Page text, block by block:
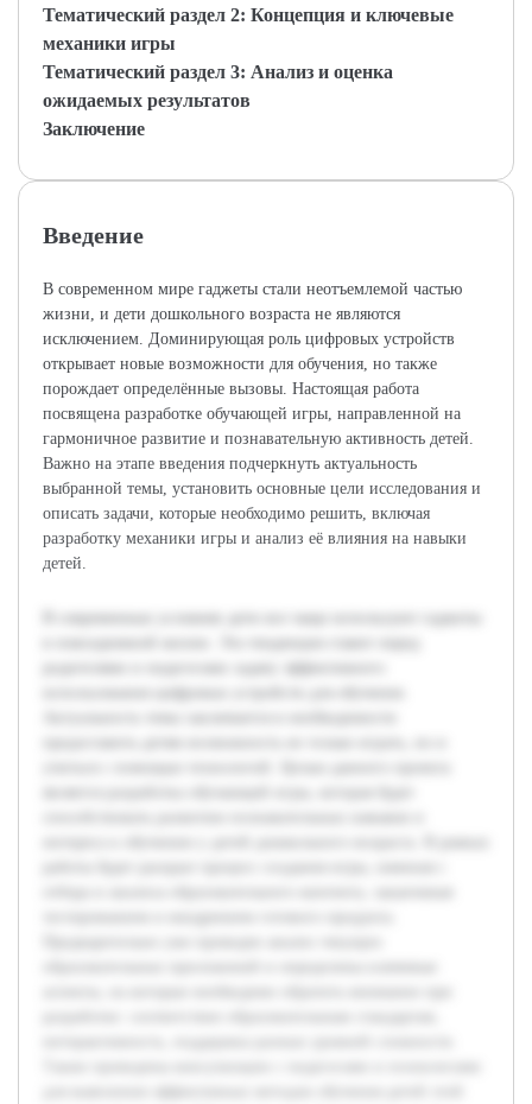
Тематический раздел 2: Концепция и ключевые
механики игры
Тематический раздел 3: Анализ и оценка
ожидаемых результатов
Заключение
Введение
В современном мире гаджеты стали неотъемлемой частью
жизни, и дети дошкольного возраста не являются
исключением. Доминирующая роль цифровых устройств
открывает новые возможности для обучения, но также
порождает определённые вызовы. Настоящая работа
посвящена разработке обучающей игры, направленной на
гармоничное развитие и познавательную активность детей.
Важно на этапе введения подчеркнуть актуальность
выбранной темы, установить основные цели исследования и
описать задачи, которые необходимо решить, включая
разработку механики игры и анализ её влияния на навыки
детей.